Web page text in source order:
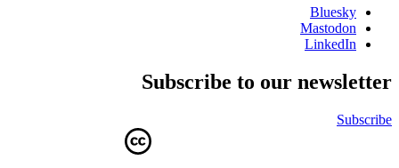
Bluesky
Mastodon
LinkedIn
Subscribe to our newsletter
Subscribe